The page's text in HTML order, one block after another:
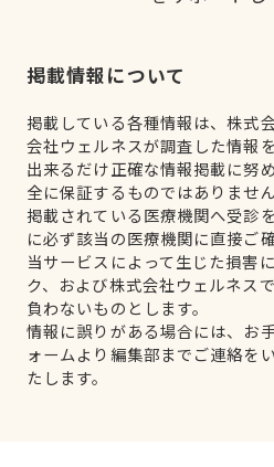
掲載情報について
掲載している各種情報は、株式
会社ウェルネスが調査した情報
出来るだけ正確な情報掲載に努
全に保証するものではありません
掲載されている医療機関へ受診
に必ず該当の医療機関に直接ご
当サービスによって生じた損害
ク、および株式会社ウェルネス
負わないものとします。
情報に誤りがある場合には、お
ォームより編集部までご連絡を
たします。